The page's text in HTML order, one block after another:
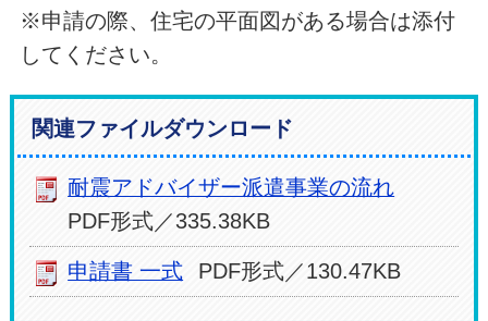
※申請の際、住宅の平面図がある場合は添付
してください。
関連ファイルダウンロード
耐震アドバイザー派遣事業の流れ
PDF形式／335.38KB
申請書 一式 PDF形式／130.47KB